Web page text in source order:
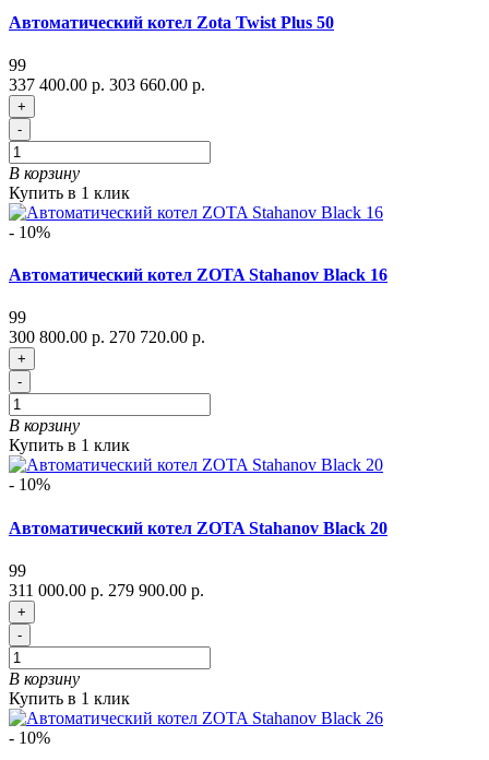
Автоматический котел Zota Twist Plus 50
99
337 400.00 р. 303 660.00 р.
+
-
В корзину
Купить в 1 клик
- 10%
Автоматический котел ZOTA Stahanov Black 16
99
300 800.00 р. 270 720.00 р.
+
-
В корзину
Купить в 1 клик
- 10%
Автоматический котел ZOTA Stahanov Black 20
99
311 000.00 р. 279 900.00 р.
+
-
В корзину
Купить в 1 клик
- 10%